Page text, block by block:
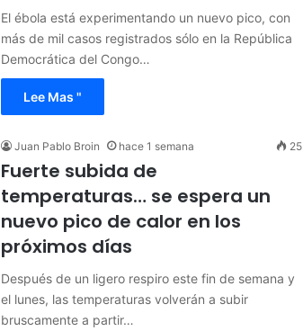
El ébola está experimentando un nuevo pico, con
más de mil casos registrados sólo en la República
Democrática del Congo…
Lee Mas "
Juan Pablo Broin hace 1 semana 25
Fuerte subida de
temperaturas… se espera un
nuevo pico de calor en los
próximos días
Después de un ligero respiro este fin de semana y
el lunes, las temperaturas volverán a subir
bruscamente a partir…